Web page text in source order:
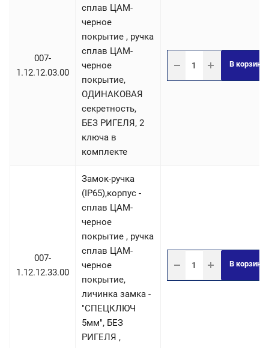
007-
1.12.12.03.00
сплав ЦАМ-
черное
покрытие , ручка
сплав ЦАМ-
черное
покрытие,
ОДИНАКОВАЯ
секретность,
БЕЗ РИГЕЛЯ, 2
ключа в
комплекте
В корзину
007-
1.12.12.33.00
Замок-ручка
(IP65),корпус -
сплав ЦАМ-
черное
покрытие , ручка
сплав ЦАМ-
черное
покрытие,
личинка замка -
"СПЕЦКЛЮЧ
5мм", БЕЗ
РИГЕЛЯ ,
В корзину